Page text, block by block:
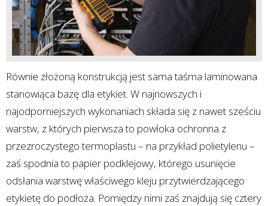
Równie złożoną konstrukcją jest sama taśma laminowana
stanowiąca bazę dla etykiet. W najnowszych i
najodporniejszych wykonaniach składa się z nawet sześciu
warstw, z których pierwsza to powłoka ochronna z
przezroczystego termoplastu – na przykład polietylenu –
zaś spodnia to papier podklejowy, którego usunięcie
odsłania warstwę właściwego kleju przytwierdzającego
etykietę do podłoża. Pomiędzy nimi zaś znajdują się cztery